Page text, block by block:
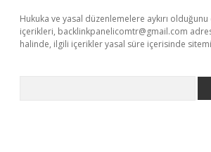
Hukuka ve yasal düzenlemelere aykırı
içerikleri, backlinkpanelicomtr@gmail.com
halinde, ilgili içerikler yasal süre içerisinde